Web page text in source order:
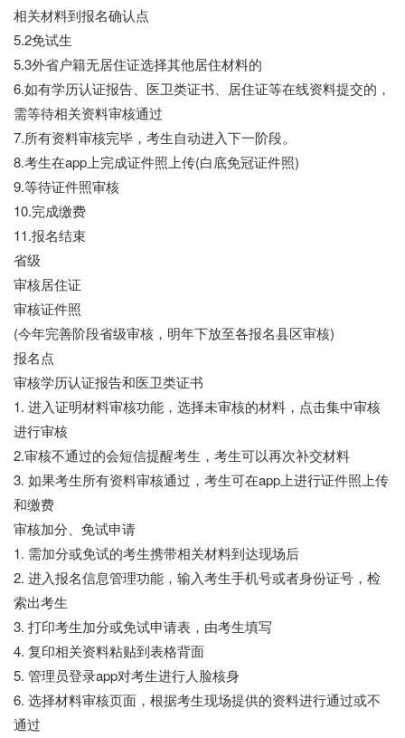
相关材料到报名确认点
5.2免试生
5.3外省户籍无居住证选择其他居住材料的
6.如有学历认证报告、医卫类证书、居住证等在线资料提交的，
需等待相关资料审核通过
7.所有资料审核完毕，考生自动进入下一阶段。
8.考生在app上完成证件照上传(白底免冠证件照)
9.等待证件照审核
10.完成缴费
11.报名结束
省级
审核居住证
审核证件照
(今年完善阶段省级审核，明年下放至各报名县区审核)
报名点
审核学历认证报告和医卫类证书
1. 进入证明材料审核功能，选择未审核的材料，点击集中审核
进行审核
2.审核不通过的会短信提醒考生，考生可以再次补交材料
3. 如果考生所有资料审核通过，考生可在app上进行证件照上传
和缴费
审核加分、免试申请
1. 需加分或免试的考生携带相关材料到达现场后
2. 进入报名信息管理功能，输入考生手机号或者身份证号，检
索出考生
3. 打印考生加分或免试申请表，由考生填写
4. 复印相关资料粘贴到表格背面
5. 管理员登录app对考生进行人脸核身
6. 选择材料审核页面，根据考生现场提供的资料进行通过或不
通过